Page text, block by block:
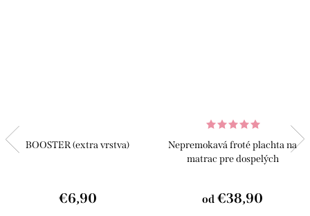
BOOSTER (extra vrstva)
€6,90
Nepremokavá froté plachta na
matrac pre dospelých
od €38,90